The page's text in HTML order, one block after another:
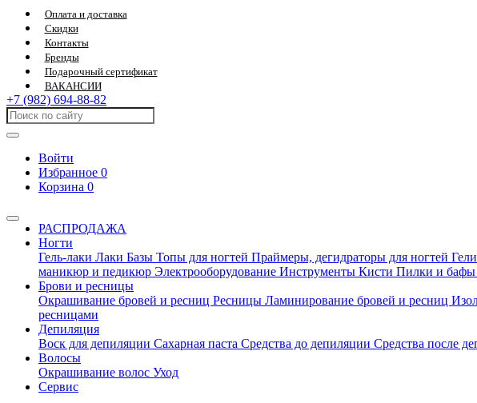
Оплата и доставка
Скидки
Контакты
Бренды
Подарочный сертификат
ВАКАНСИИ
+7 (982) 694-88-82
Войти
Избранное 0
Корзина 0
РАСПРОДАЖА
Ногти
Гель-лаки Лаки Базы Топы для ногтей Праймеры, дегидраторы для ногтей Гели
маникюр и педикюр Электрооборудование Инструменты Кисти Пилки и бафы
Брови и ресницы
Окрашивание бровей и ресниц Ресницы Ламинирование бровей и ресниц
ресницами
Депиляция
Воск для депиляции Сахарная паста Средства до депиляции Средства после
Волосы
Окрашивание волос Уход
Сервис